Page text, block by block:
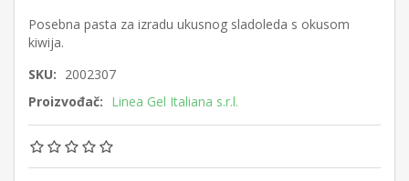
Posebna pasta za izradu ukusnog sladoleda s okusom
kiwija.
SKU: 2002307
Proizvođač: Linea Gel Italiana s.r.l.